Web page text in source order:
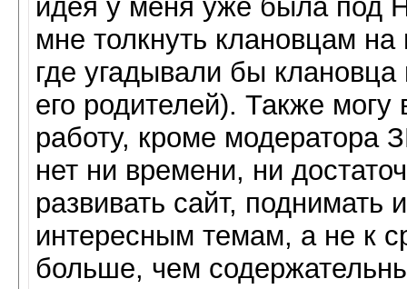
идея у меня уже была под
мне толкнуть клановцам
где угадывали бы
его родителей). Также
работу, кроме модератора
нет ни времени, ни
развивать сайт, поднимать
интересным темам, а не к
больше, чем